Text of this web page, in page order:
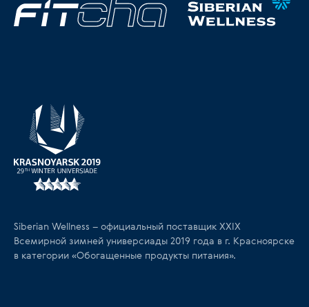
Siberian Wellness – официальный поставщик XXIX
Всемирной зимней универсиады 2019 года в г. Красноярске
в категории «Обогащенные продукты питания».